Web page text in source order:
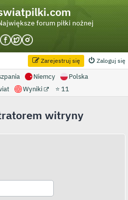
forum piłki nożnej
Zaloguj się
Zarejestruj się
Niemcy
Polska
Wyniki ⭐ 11
witryny